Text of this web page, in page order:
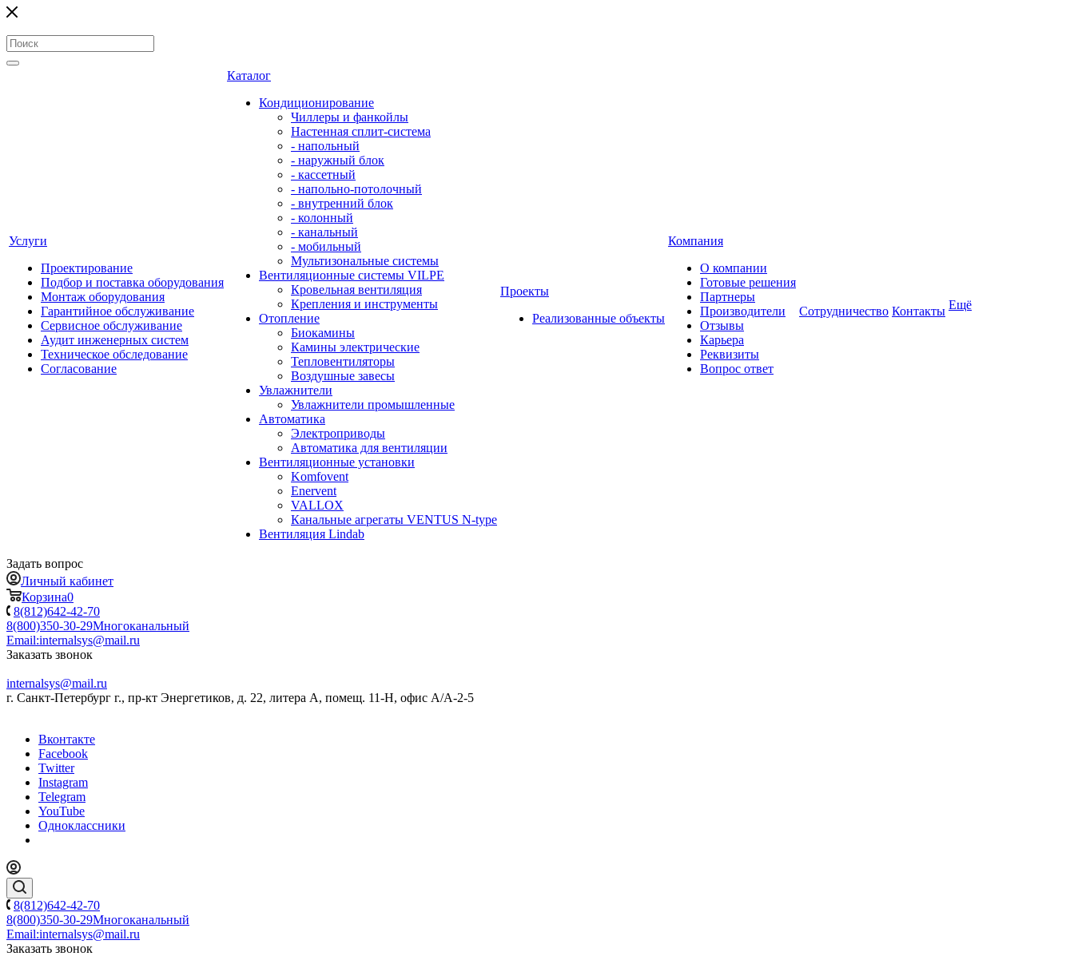
Услуги
Проектирование
Подбор и поставка оборудования
Монтаж оборудования
Гарантийное обслуживание
Сервисное обслуживание
Аудит инженерных систем
Техническое обследование
Согласование
Каталог
Кондиционирование
Чиллеры и фанкойлы
Настенная сплит-система
- напольный
- наружный блок
- кассетный
- напольно-потолочный
- внутренний блок
- колонный
- канальный
- мобильный
Мультизональные системы
Вентиляционные системы VILPE
Кровельная вентиляция
Крепления и инструменты
Отопление
Биокамины
Камины электрические
Тепловентиляторы
Воздушные завесы
Увлажнители
Увлажнители промышленные
Автоматика
Электроприводы
Автоматика для вентиляции
Вентиляционные установки
Komfovent
Enervent
VALLOX
Канальные агрегаты VENTUS N-type
Вентиляция Lindab
Проекты
Реализованные объекты
Компания
О компании
Готовые решения
Партнеры
Производители
Отзывы
Карьера
Реквизиты
Вопрос ответ
Сотрудничество Контакты Ещё
Задать вопрос
Личный кабинет
Корзина0
8(812)642-42-70
8(800)350-30-29Многоканальный
Email:internalsys@mail.ru
Заказать звонок
internalsys@mail.ru
г. Санкт-Петербург г., пр-кт Энергетиков, д. 22, литера А, помещ. 11-Н, офис А/А-2-5
Вконтакте
Facebook
Twitter
Instagram
Telegram
YouTube
Одноклассники
8(812)642-42-70
8(800)350-30-29Многоканальный
Email:internalsys@mail.ru
Заказать звонок